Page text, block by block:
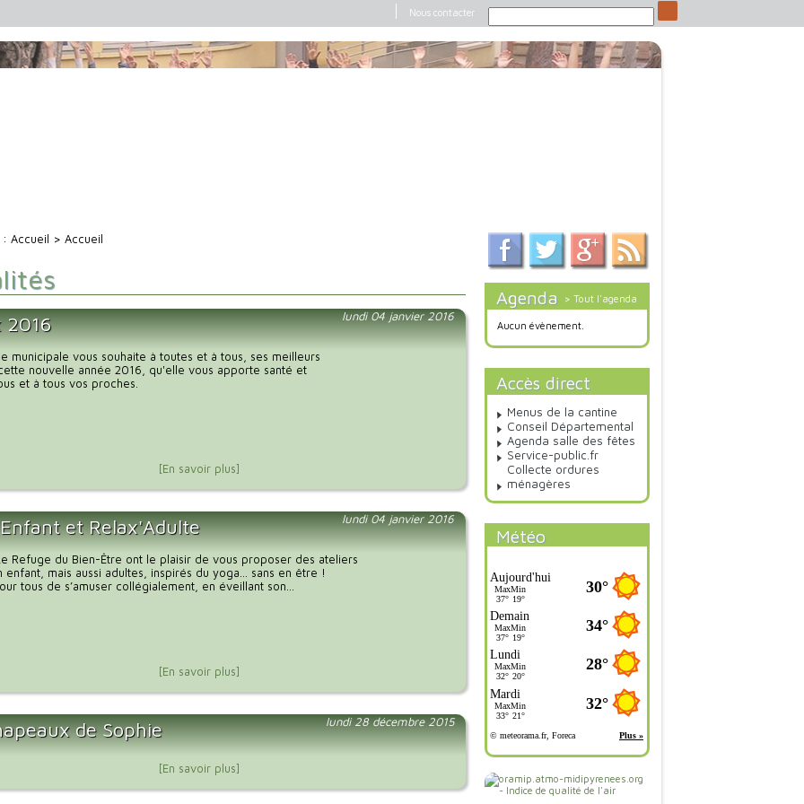
Nous contacter
:Accueil > Accueil
lundi 04 janvier 2016
2016
municipale vous souhaite à toutes et à tous, ses meilleurs
nouvelle année 2016, qu'elle vous apporte santé et
et à tous vos proches.
[En savoir plus]
lundi 04 janvier 2016
et Relax'Adulte
Le Refuge du Bien-Être ont le plaisir de vous proposer des ateliers
enfant, mais aussi adultes, inspirés du yoga… sans en être !
tous de s’amuser collégialement, en éveillant son...
[En savoir plus]
lundi 28 décembre 2015
de Sophie
[En savoir plus]
Agenda > Tout l'agenda
Aucun évènement.
Accès direct
Menus de la cantine
Conseil Départemental
Agenda salle des fêtes
Service-public.fr
Collecte ordures
ménagères
Météo